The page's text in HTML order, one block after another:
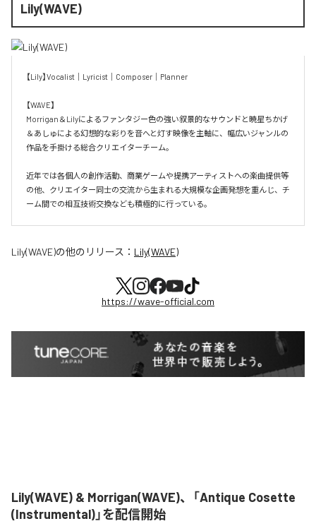
Lily(WAVE)
【Lily】Vocalist｜Lyricist｜Composer｜Planner
【WAVE】
Morrigan＆Lilyによるファンタジー色の強い叙景的なサウンドと暁星ちかげ
＆あしゅによる幻想的な彩りを音へと灯す映像を主軸に、幅広いジャンルの
作品を手掛ける総合クリエイターチーム。
近年では各個人の創作活動、商業ゲームや提携アーティストへの楽曲提供等
の他、クリエイター同士の交流から生まれる大規模な企画発想を重んじ、チ
ーム間での相互技術交換なども積極的に行っている。
Lily(WAVE)の他のリリース： Lily(WAVE)
https://wave-official.com
Lily(WAVE) & Morrigan(WAVE)、「Antique Cosette
(Instrumental)」を配信開始